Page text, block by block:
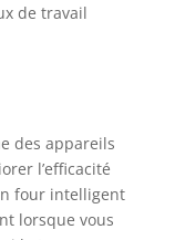
de travail
des appareils
l’efficacité
four intelligent
lorsque vous